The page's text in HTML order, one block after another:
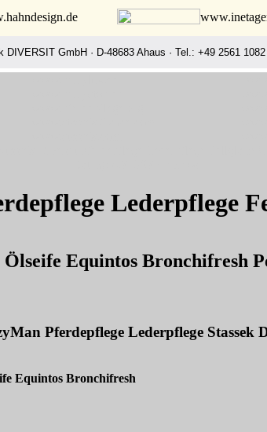
DIVERSIT GmbH · D-48683 Ahaus · Tel.: +49 2561
Lederpflege
Equintos Bronchifresh
Pferdepflege Lederpflege Stassek
Equintos Bronchifresh